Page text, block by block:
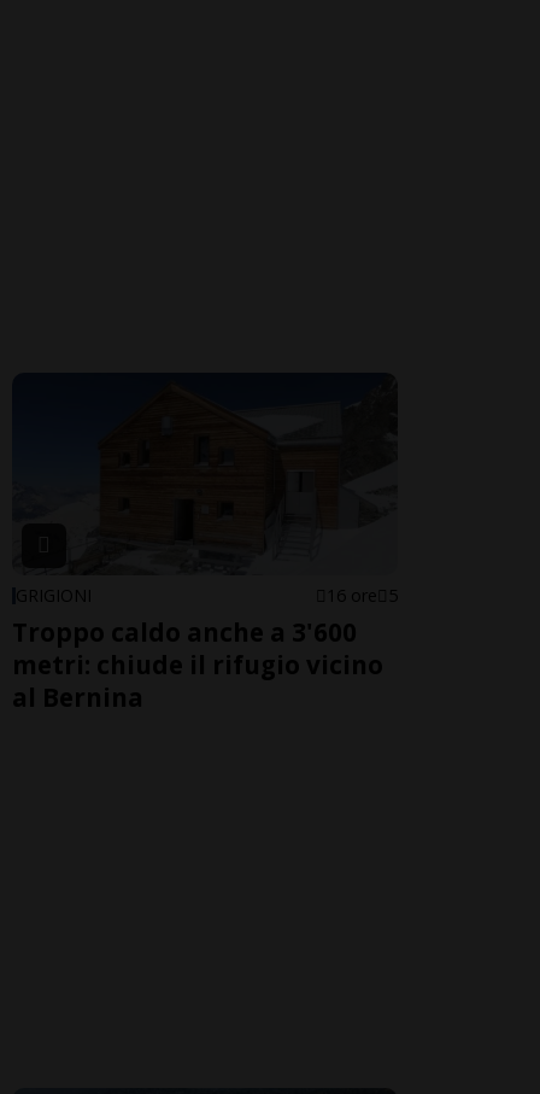
GRIGIONI 16 ore 5
Troppo caldo anche a 3'600
metri: chiude il rifugio vicino
al Bernina